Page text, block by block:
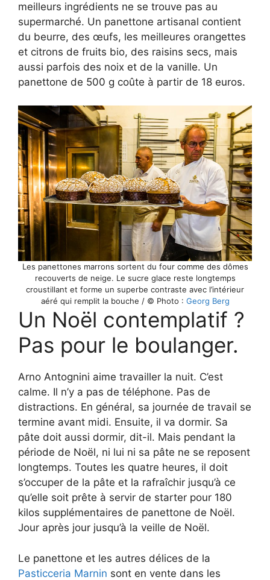
meilleurs ingrédients ne se trouve pas au
supermarché. Un panettone artisanal contient
du beurre, des œufs, les meilleures orangettes
et citrons de fruits bio, des raisins secs, mais
aussi parfois des noix et de la vanille. Un
panettone de 500 g coûte à partir de 18 euros.
Les panettones marrons sortent du four comme des dômes
recouverts de neige. Le sucre glace reste longtemps
croustillant et forme un superbe contraste avec l’intérieur
aéré qui remplit la bouche / © Photo : Georg Berg
Un Noël contemplatif ?
Pas pour le boulanger.
Arno Antognini aime travailler la nuit. C’est
calme. Il n’y a pas de téléphone. Pas de
distractions. En général, sa journée de travail se
termine avant midi. Ensuite, il va dormir. Sa
pâte doit aussi dormir, dit-il. Mais pendant la
période de Noël, ni lui ni sa pâte ne se reposent
longtemps. Toutes les quatre heures, il doit
s’occuper de la pâte et la rafraîchir jusqu’à ce
qu’elle soit prête à servir de starter pour 180
kilos supplémentaires de panettone de Noël.
Jour après jour jusqu’à la veille de Noël.
Le panettone et les autres délices de la
Pasticceria Marnin sont en vente dans les